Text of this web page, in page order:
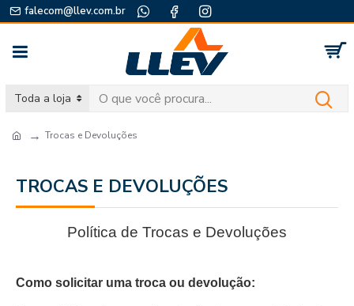
falecom@llev.com.br
Toda a loja
Trocas e Devoluções
TROCAS E DEVOLUÇÕES
Política de Trocas e Devoluções
Como solicitar uma troca ou devolução: